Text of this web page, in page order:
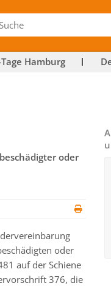
Hamburg
oder
oder
auf der Schiene
376, die